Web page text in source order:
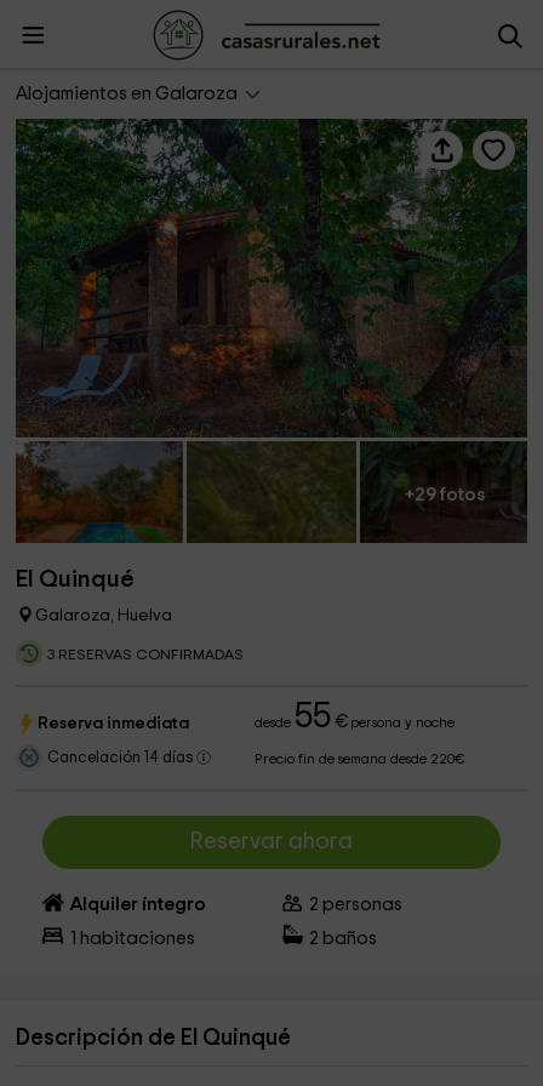
Alojamientos en Galaroza
+29 fotos
El Quinqué
Galaroza, Huelva
3 RESERVAS CONFIRMADAS
Reserva inmediata desde 55 €persona y noche
Cancelación 14 días Precio fin de semana desde 220€
Reservar ahora
Alquiler íntegro 2 personas
habitaciones 2 baños
Descripción de El Quinqué